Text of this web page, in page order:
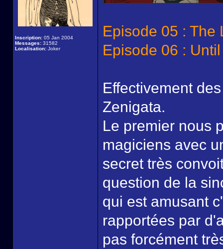
Inscription: 05 Jan 2004
Messages: 31582
Localisation: Joker
Episode 05 : The
Episode 06 :
Effectivement
Zenigata.
Le premier nous
magiciens avec
secret très
question de la
qui est amusant
rapportées par
pas forcément